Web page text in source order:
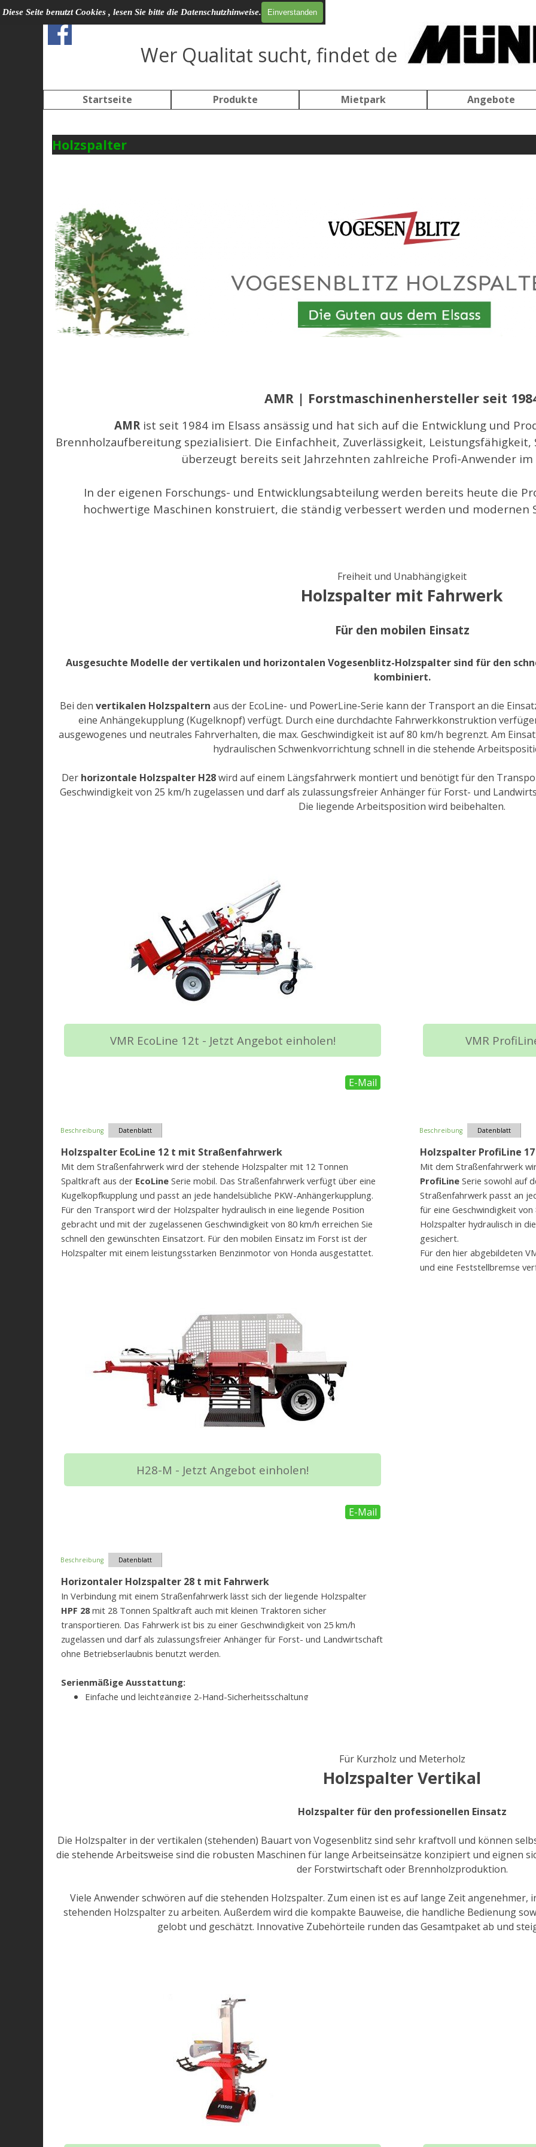
Diese Seite benutzt Cookies , lesen Sie bitte die Datenschutzhinweise. Einverstanden
Wer Qualitat sucht, findet de
Social Media
Menü überspringen
Startseite Produkte Mietpark ▼
Angebote
Holzspalter
AMR | Forstmaschinenhersteller seit
AMRist seit 1984 im Elsass ansässig und hat sich auf die Entwicklung und
Brennholzaufbereitung spezialisiert. Die Einfachheit, Zuverlässigkeit,
überzeugt bereits seit Jahrzehnten zahlreiche Profi-Anwender im
In der eigenen Forschungs- und Entwicklungsabteilung werden bereits heute die
hochwertige Maschinen konstruiert, die ständig verbessert werden und modernen
Freiheit und Unabhängigkeit
Holzspalter mit Fahrwerk
Für den mobilen Einsatz
Ausgesuchte Modelle der vertikalen und horizontalen Vogesenblitz-Holzspalter sind für den
kombiniert.
Bei den vertikalen Holzspaltern aus der EcoLine- und PowerLine-Serie kann der Transport an die
eine Anhängekupplung (Kugelknopf) verfügt. Durch eine durchdachte Fahrwerkkonstruktion
ausgewogenes und neutrales Fahrverhalten, die max. Geschwindigkeit ist auf 80 km/h begrenzt. Am
hydraulischen Schwenkvorrichtung schnell in die stehende
Der horizontale Holzspalter H28wird auf einem Längsfahrwerk montiert und benötigt für den
Geschwindigkeit von 25 km/h zugelassen und darf als zulassungsfreier Anhänger für Forst- und
Die liegende Arbeitsposition wird beibehalten.
VMR EcoLine 12t - Jetzt Angebot einholen!
E-Mail
Beschreibung Datenblatt
Holzspalter EcoLine 12 t mit Straßenfahrwerk
Mit dem Straßenfahrwerk wird der stehende Holzspalter mit 12 Tonnen
Spaltkraft aus der EcoLine Serie mobil. Das Straßenfahrwerk verfügt über eine
Kugelkopfkupplung und passt an jede handelsübliche PKW-Anhängerkupplung.
Für den Transport wird der Holzspalter hydraulisch in eine liegende Position
gebracht und mit der zugelassenen Geschwindigkeit von 80 km/h erreichen Sie
schnell den gewünschten Einsatzort. Für den mobilen Einsatz im Forst ist der
Holzspalter mit einem leistungsstarken Benzinmotor von Honda ausgestattet.
Mechanischer Stammheber
Messingführung
Halterung für Sappie
Kugelkopfkupplung K 50
Straßenfahrwerk (max. 80 km/h)
Wir beraten Sie gerne. Kommen Sie vorbei oderRufenSie uns an.
VMR
Beschreibung Datenblatt
Holzspalter ProfiLine
Mit dem Straßenfahrwerk
ProfiLine Serie sowohl auf
Straßenfahrwerk passt an
für eine Geschwindigkeit
Holzspalter hydraulisch in
gesichert.
Für den hier abgebildeten
und eine Feststellbremse
H28-M - Jetzt Angebot einholen!
E-Mail
Beschreibung Datenblatt
Horizontaler Holzspalter 28 t mit Fahrwerk
In Verbindung mit einem Straßenfahrwerk lässt sich der liegende Holzspalter
HPF 28mit 28 Tonnen Spaltkraft auch mit kleinen Traktoren sicher
transportieren. Das Fahrwerk ist bis zu einer Geschwindigkeit von 25 km/h
zugelassen und darf als zulassungsfreier Anhänger für Forst- und Landwirtschaft
ohne Betriebserlaubnis benutzt werden.
Serienmäßige Ausstattung:
Einfache und leichtgängige 2-Hand-Sicherheitsschaltung
Robust und langlebig
Sie uns an.
Für Kurzholz und Meterholz
Holzspalter Vertikal
Holzspalter für den professionellen Einsatz
Die Holzspalter in der vertikalen (stehenden) Bauart von Vogesenblitz sind sehr kraftvoll und können
die stehende Arbeitsweise sind die robusten Maschinen für lange Arbeitseinsätze konzipiert und eignen
der Forstwirtschaft oder Brennholzproduktion.
Viele Anwender schwören auf die stehenden Holzspalter. Zum einen ist es auf lange Zeit
stehenden Holzspalter zu arbeiten. Außerdem wird die kompakte Bauweise, die handliche Bedienung
gelobt und geschätzt. Innovative Zubehörteile runden das Gesamtpaket ab und